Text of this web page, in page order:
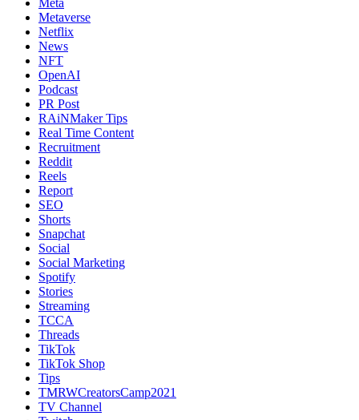
Metaverse
Netflix
News
NFT
OpenAI
Podcast
PR Post
RAiNMaker Tips
Real Time Content
Recruitment
Reddit
Reels
Report
SEO
Shorts
Snapchat
Social
Social Marketing
Spotify
Stories
Streaming
TCCA
Threads
TikTok
TikTok Shop
Tips
TMRWCreatorsCamp2021
TV Channel